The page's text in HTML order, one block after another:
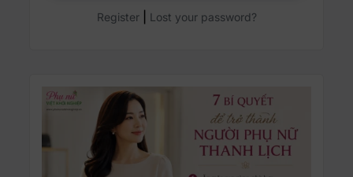
Register| Lost your password?